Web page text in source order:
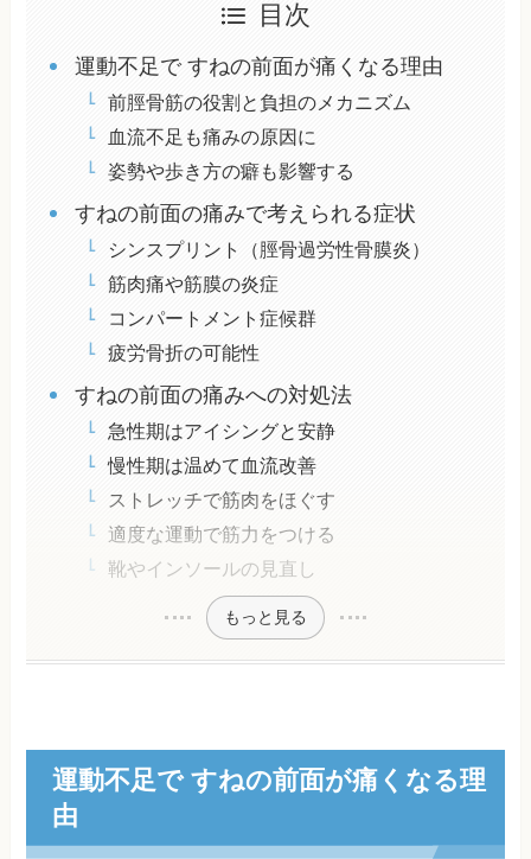
目次
運動不足で すねの前面が痛くなる理由
前脛骨筋の役割と負担のメカニズム
血流不足も痛みの原因に
姿勢や歩き方の癖も影響する
すねの前面の痛みで考えられる症状
シンスプリント（脛骨過労性骨膜炎）
筋肉痛や筋膜の炎症
コンパートメント症候群
疲労骨折の可能性
すねの前面の痛みへの対処法
急性期はアイシングと安静
慢性期は温めて血流改善
ストレッチで筋肉をほぐす
適度な運動で筋力をつける
靴やインソールの見直し
もっと見る
運動不足で すねの前面が痛くなる理
由